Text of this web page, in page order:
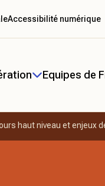
Equipes de
Accessibilité numérique
haut niveau et enjeux